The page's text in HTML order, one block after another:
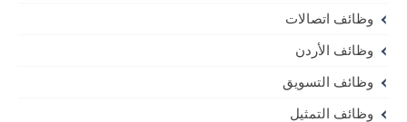
وظائف اتصالات
وظائف الأردن
وظائف التسويق
وظائف التمثيل